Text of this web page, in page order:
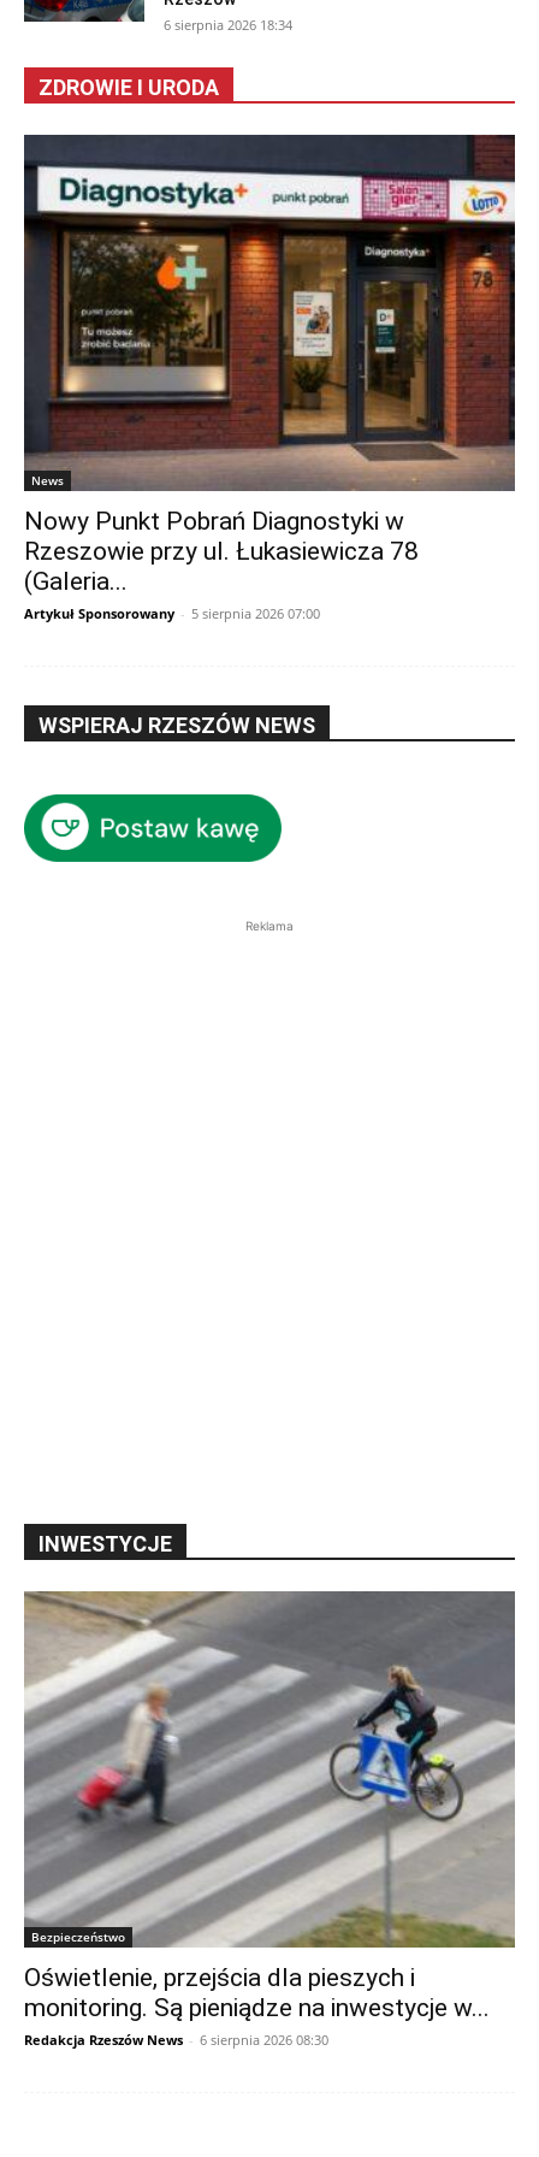
6 sierpnia 2026 18:34
ZDROWIE I URODA
News
Nowy Punkt Pobrań Diagnostyki w
Rzeszowie przy ul. Łukasiewicza 78
(Galeria...
Artykuł Sponsorowany - 5 sierpnia 2026 07:00
WSPIERAJ RZESZÓW NEWS
Reklama
INWESTYCJE
Bezpieczeństwo
Oświetlenie, przejścia dla pieszych i
monitoring. Są pieniądze na inwestycje w...
Redakcja Rzeszów News - 6 sierpnia 2026 08:30